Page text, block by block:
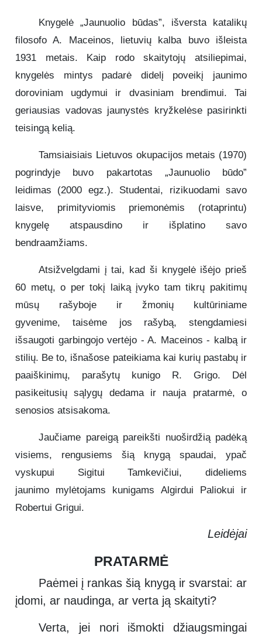
Knygelė „Jaunuolio būdas”, išversta katalikų
filosofo A. Maceinos, lietuvių kalba buvo išleista
1931 metais. Kaip rodo skaitytojų atsiliepimai,
knygelės mintys padarė didelį poveikį jaunimo
doroviniam ugdymui ir dvasiniam brendimui. Tai
geriausias vadovas jaunystės kryžkelėse pasirinkti
teisingą kelią.
Tamsiaisiais Lietuvos okupacijos metais (1970)
pogrindyje buvo pakartotas „Jaunuolio būdo”
leidimas (2000 egz.). Studentai, rizikuodami savo
laisve, primityviomis priemonėmis (rotaprintu)
knygelę atspausdino ir išplatino savo
bendraamžiams.
Atsižvelgdami į tai, kad ši knygelė išėjo prieš
60 metų, o per tokį laiką įvyko tam tikrų pakitimų
mūsų rašyboje ir žmonių kultūriniame
gyvenime, taisėme jos rašybą, stengdamiesi
išsaugoti garbingojo vertėjo - A. Maceinos - kalbą ir
stilių. Be to, išnašose pateikiama kai kurių pastabų ir
paaiškinimų, parašytų kunigo R. Grigo. Dėl
pasikeitusių sąlygų dedama ir nauja pratarmė, o
senosios atsisakoma.
Jaučiame pareigą pareikšti nuoširdžią padėką
visiems, rengusiems šią knygą spaudai, ypač
vyskupui Sigitui Tamkevičiui, dideliems
jaunimo mylėtojams kunigams Algirdui Paliokui ir
Robertui Grigui.
Leidėjai
PRATARMĖ
Paėmei į rankas šią knygą ir svarstai: ar
įdomi, ar naudinga, ar verta ją skaityti?
Verta, jei nori išmokti džiaugsmingai